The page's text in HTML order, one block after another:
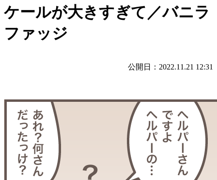
ケールが大きすぎて／バニラ
ファッジ
公開日：2022.11.21 12:31